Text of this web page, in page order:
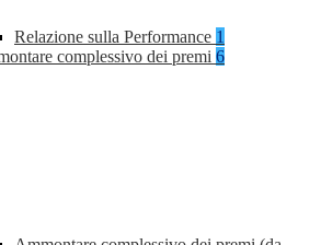
Relazione sulla Performance 1
complessivo dei premi 6